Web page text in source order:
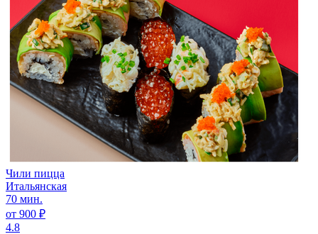
Чили пицца
Итальянская
70 мин.
от 900 ₽
4.8